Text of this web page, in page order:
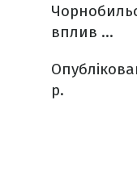
вплив ...
р.